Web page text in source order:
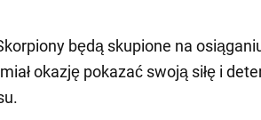
będą skupione na
okazję pokazać swoją siłę i